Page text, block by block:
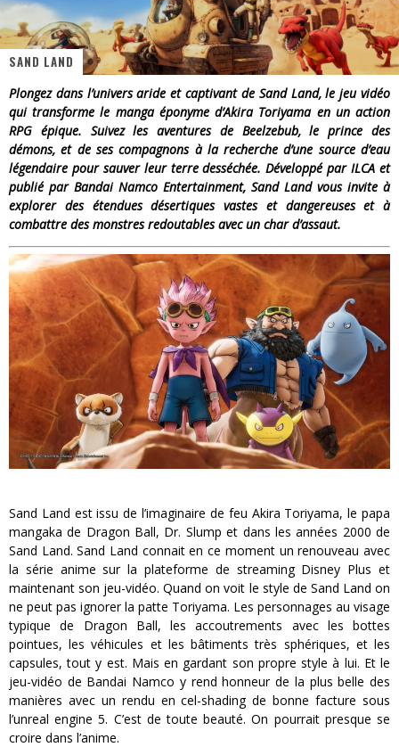
« MOFUSAND / Parler Japonais » – Des Expressions Pratiques !
« Dr Wertham / L’homme qui étudia les tueurs en série » - Un Métier à Risque !
Assassin's Creed Black Flag Resynced
« Le Vent dand les Saules » - Une Belle Histoire !
« Damn Them All » - Un duo de Choc !
SAND LAND
Plongez dans l’univers aride et captivant de Sand Land, le jeu vidéo
qui transforme le manga éponyme d’Akira Toriyama en un action
RPG épique. Suivez les aventures de Beelzebub, le prince des
démons, et de ses compagnons à la recherche d’une source d’eau
légendaire pour sauver leur terre desséchée. Développé par ILCA et
publié par Bandai Namco Entertainment, Sand Land vous invite à
explorer des étendues désertiques vastes et dangereuses et à
combattre des monstres redoutables avec un char d’assaut.
Sand Land est issu de l’imaginaire de feu Akira Toriyama, le papa
mangaka de Dragon Ball, Dr. Slump et dans les années 2000 de
Sand Land. Sand Land connait en ce moment un renouveau avec
la série anime sur la plateforme de streaming Disney Plus et
maintenant son jeu-vidéo. Quand on voit le style de Sand Land on
ne peut pas ignorer la patte Toriyama. Les personnages au visage
typique de Dragon Ball, les accoutrements avec les bottes
pointues, les véhicules et les bâtiments très sphériques, et les
capsules, tout y est. Mais en gardant son propre style à lui. Et le
jeu-vidéo de Bandai Namco y rend honneur de la plus belle des
manières avec un rendu en cel-shading de bonne facture sous
l’unreal engine 5. C’est de toute beauté. On pourrait presque se
croire dans l’anime.